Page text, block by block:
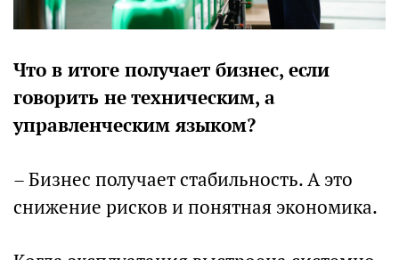
Что в итоге получает бизнес, если
говорить не техническим, а
управленческим языком?
– Бизнес получает стабильность. А это
снижение рисков и понятная экономика.